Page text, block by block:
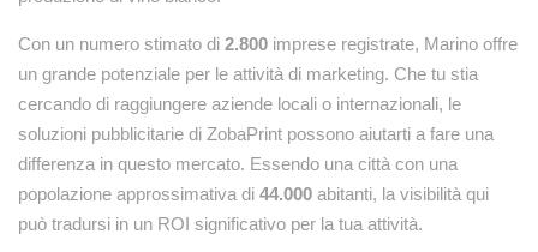
Con un numero stimato di 2.800 imprese registrate, Marino offre
un grande potenziale per le attività di marketing. Che tu stia
cercando di raggiungere aziende locali o internazionali, le
soluzioni pubblicitarie di ZobaPrint possono aiutarti a fare una
differenza in questo mercato. Essendo una città con una
popolazione approssimativa di 44.000 abitanti, la visibilità qui
può tradursi in un ROI significativo per la tua attività.